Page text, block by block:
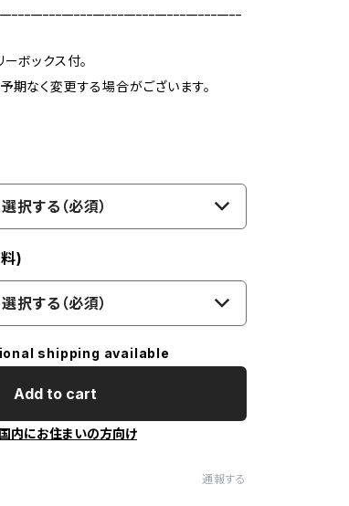
ボックス付。
期なく変更する場合がございます。
選択する（必須）
)
選択する（必須）
shipping available
Add to cart
内にお住まいの方向け
通報する